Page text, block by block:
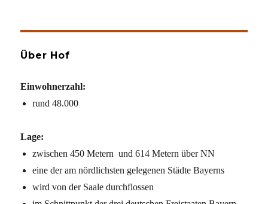
Über Hof
Einwohnerzahl:
rund 48.000
Lage:
zwischen 450 Metern und 614 Metern über NN
eine der am nördlichsten gelegenen Städte Bayerns
wird von der Saale durchflossen